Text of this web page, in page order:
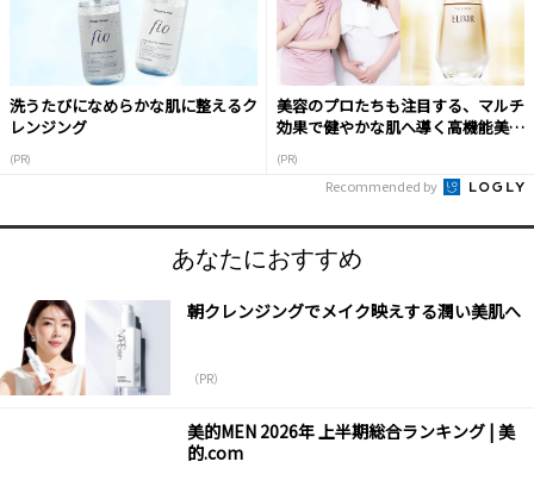
洗うたびになめらかな肌に整えるク
レンジング
(PR)
美容のプロたちも注目する、マルチ
効果で健やかな肌へ導く高機能美容
(PR)
Recommended by
あなたにおすすめ
朝クレンジングでメイク映えする潤い美肌へ
（PR）
美的MEN 2026年 上半期総合ランキング | 美
的.com